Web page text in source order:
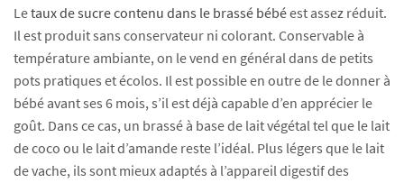
Letaux de sucre contenu dans le brassé bébéest assez réduit.
Il est produit sans conservateur ni colorant. Conservable à
température ambiante, on le vend en général dans de petits
pots pratiques et écolos. Il est possible en outre de le donner à
bébé avant ses 6 mois, s’il est déjà capable d’en apprécier le
goût. Dans ce cas, un brassé à base de lait végétal tel que le lait
de coco ou le lait d’amande reste l’idéal. Plus légers que le lait
de vache, ils sont mieux adaptés à l’appareil digestif des